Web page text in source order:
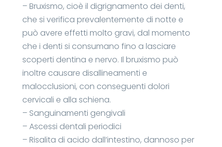
– Bruxismo, cioè il digrignamento dei denti,
che si verifica prevalentemente di notte e
può avere effetti molto gravi, dal momento
che i denti si consumano fino a lasciare
scoperti dentina e nervo. Il bruxismo può
inoltre causare disallineamenti e
malocclusioni, con conseguenti dolori
cervicali e alla schiena.
– Sanguinamenti gengivali
– Ascessi dentali periodici
– Risalita di acido dall’intestino, dannoso per